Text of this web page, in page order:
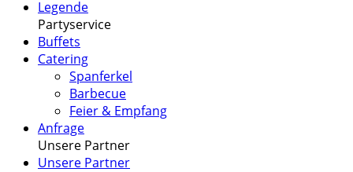
Legende
Partyservice
Buffets
Catering
Spanferkel
Barbecue
Feier & Empfang
Anfrage
Unsere Partner
Unsere Partner